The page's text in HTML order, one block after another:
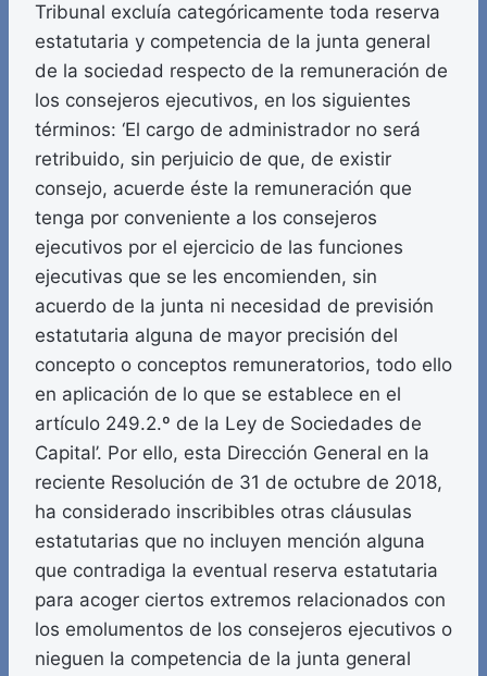
Tribunal excluía categóricamente toda reserva
estatutaria y competencia de la junta general
de la sociedad respecto de la remuneración de
los consejeros ejecutivos, en los siguientes
términos: ‘El cargo de administrador no será
retribuido, sin perjuicio de que, de existir
consejo, acuerde éste la remuneración que
tenga por conveniente a los consejeros
ejecutivos por el ejercicio de las funciones
ejecutivas que se les encomienden, sin
acuerdo de la junta ni necesidad de previsión
estatutaria alguna de mayor precisión del
concepto o conceptos remuneratorios, todo ello
en aplicación de lo que se establece en el
artículo 249.2.º de la Ley de Sociedades de
Capital’. Por ello, esta Dirección General en la
reciente Resolución de 31 de octubre de 2018,
ha considerado inscribibles otras cláusulas
estatutarias que no incluyen mención alguna
que contradiga la eventual reserva estatutaria
para acoger ciertos extremos relacionados con
los emolumentos de los consejeros ejecutivos o
nieguen la competencia de la junta general